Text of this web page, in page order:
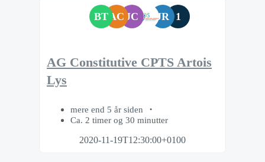
BT AC JC JR 1
AG Constitutive CPTS Artois
Lys
mere end 5 år siden
Ca. 2 timer og 30 minutter
2020-11-19T12:30:00+0100